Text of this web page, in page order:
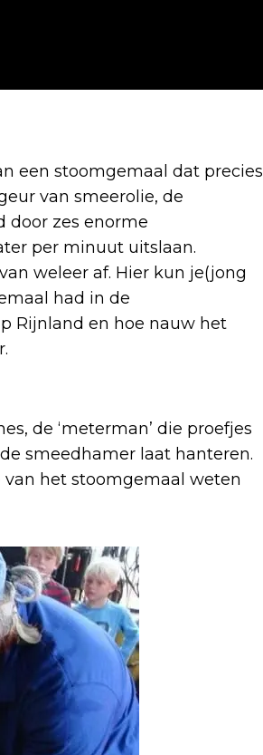
een stoomgemaal dat precies
van smeerolie, de
door zes enorme
per minuut uitslaan.
weleer af. Hier kun je(jong
had in de
Rijnland en hoe nauw het
de ‘meterman’ die proefjes
smeedhamer laat hanteren.
het stoomgemaal weten